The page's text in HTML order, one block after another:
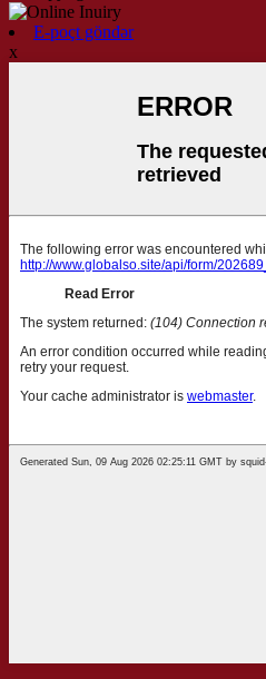
E-poçt göndər
x